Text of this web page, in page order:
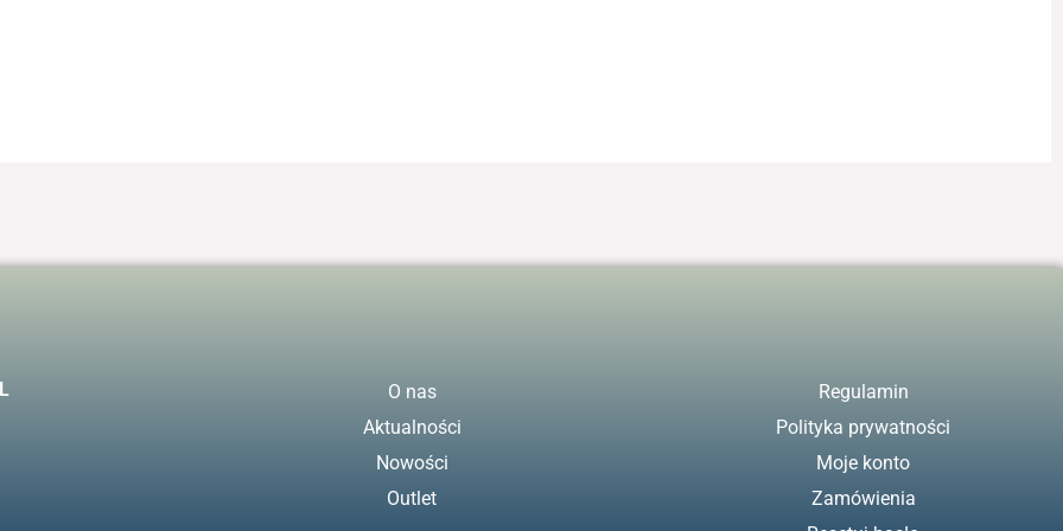
O nas
Aktualności
Nowości
Outlet
Regulamin
Polityka prywatności
Moje konto
Zamówienia